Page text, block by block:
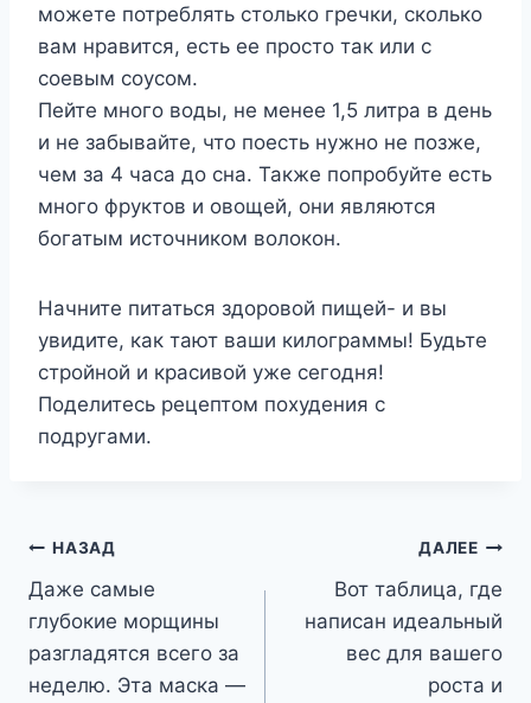
можете потреблять столько гречки, сколько
вам нравится, есть ее просто так или с
соевым соусом.
Пейте много воды, не менее 1,5 литра в день
и не забывайте, что поесть нужно не позже,
чем за 4 часа до сна. Также попробуйте есть
много фруктов и овощей, они являются
богатым источником волокон.
Начните питаться здоровой пищей- и вы
увидите, как тают ваши килограммы! Будьте
стройной и красивой уже сегодня!
Поделитесь рецептом похудения с
подругами.
Навигация
по
записям
НАЗАД
Даже самые
глубокие морщины
разгладятся всего за
неделю. Эта маска —
ДАЛЕЕ
Вот таблица, где
написан идеальный
вес для вашего
роста и